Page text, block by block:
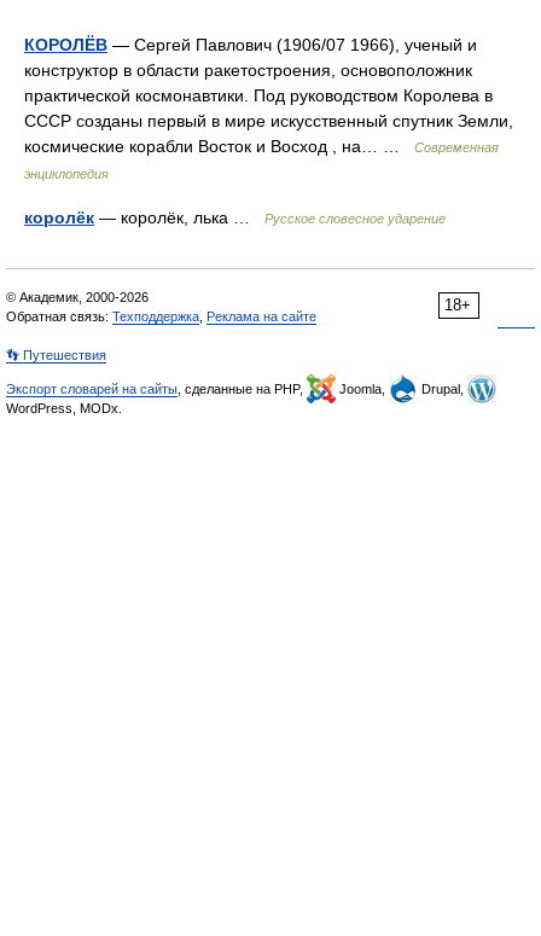
КОРОЛЁВ — Сергей Павлович (1906/07 1966), ученый и
конструктор в области ракетостроения, основоположник
практической космонавтики. Под руководством Королева в
СССР созданы первый в мире искусственный спутник Земли,
космические корабли Восток и Восход , на… …
Современная
энциклопедия
королёк — королёк, лька … Русское словесное ударение
18+
© Академик, 2000-2026
Обратная связь: Техподдержка Реклама на сайте
👣 Путешествия
Экспорт словарей на сайты , сделанные на PHP, Joomla,
Drupal,
WordPress, MODx.